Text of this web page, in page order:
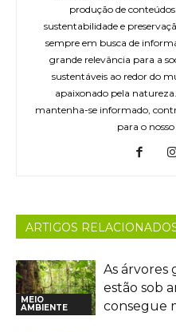
produção de
sustentabilidade e
sempre em busca de
grande relevância para a
sustentáveis ao redor do
apaixonado pela
mantenha-se informado,
para o
ARTIGOS
MEIO
AMBIENTE
As árvores
estão sob
consegue